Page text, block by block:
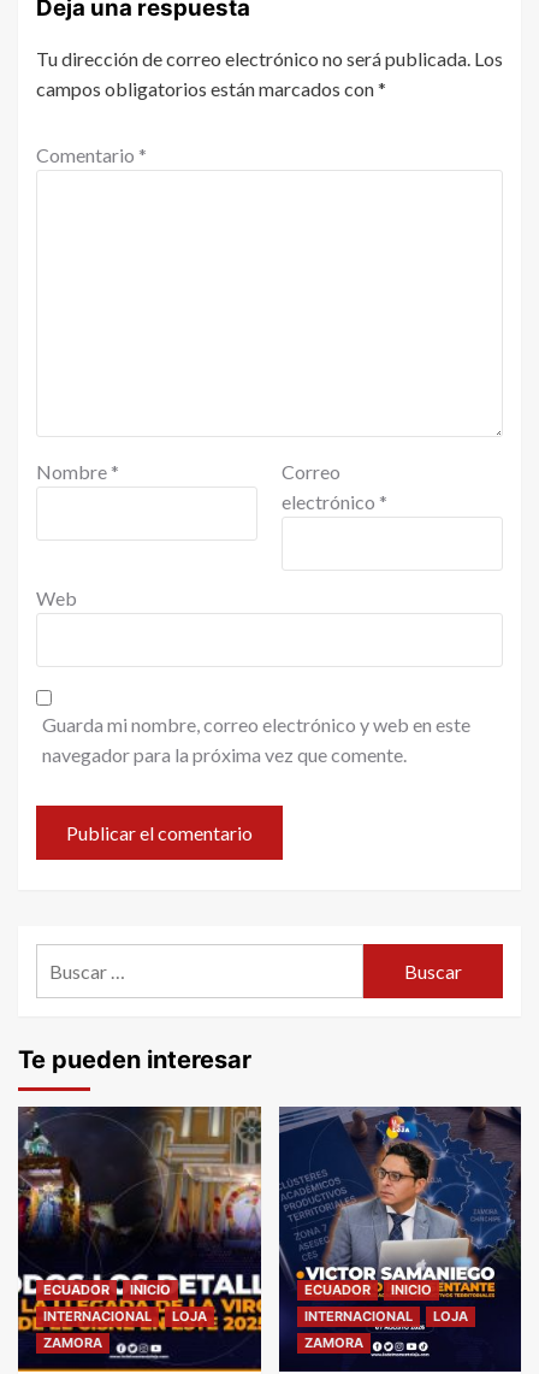
Deja una respuesta
Tu dirección de correo electrónico no será publicada. Los
campos obligatorios están marcados con*
Comentario *
Nombre *
Correo
electrónico *
Web
Guarda mi nombre, correo electrónico y web en este
navegador para la próxima vez que comente.
Te pueden interesar
ECUADOR
INICIO
INTERNACIONAL
LOJA
ZAMORA
ECUADOR
INICIO
INTERNACIONAL
LOJA
ZAMORA